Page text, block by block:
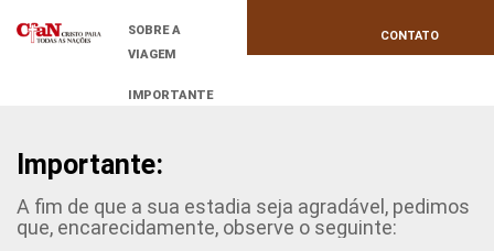
SOBRE A
VIAGEM
IMPORTANTE
CONTATO
Importante:
A fim de que a sua estadia seja agradável, pedimos
que, encarecidamente, observe o seguinte: